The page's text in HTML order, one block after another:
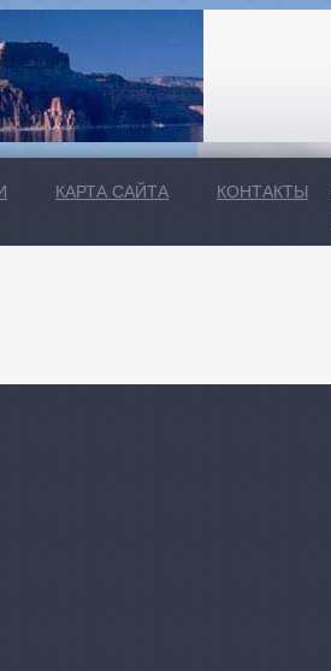
КАРТА САЙТА КОНТАКТЫ